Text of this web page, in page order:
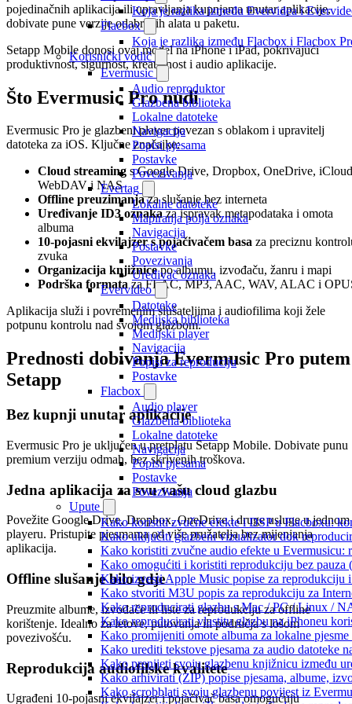
Koja je razlika između Evervidea i
Flacbox
Koja je razlika između Flacbox i Flacbox
Korisnički vodič
Evermusic
Audio reproduktor
Glazbena biblioteka
Lokalne datoteke
Navigacija
Popisi pjesama
Postavke
Povezivanja
Evertag
Lokalne datoteke
Mapiranja polja oznaka
Navigacija
Postavke
Povezivanja
Uređivač oznaka
Evervideo
Datoteke
Medijska biblioteka
Medijski player
Navigacija
Popisi za reproduciju
Postavke
Flacbox
Audio player
Glazbena biblioteka
Lokalne datoteke
Navigacija
Popisi pjesama
Postavke
Povezivanja
Upute
Kako koristiti zvučne efekte i DSP u Flacboxu:
Kako uključiti glazbeni vizualizator dok
Kako koristiti zvučne audio efekte u Evermusicu:
Kako omogućiti i koristiti reprodukciju bez pauza
Kako izvesti Apple Music popise za reprodukciju
Kako stvoriti M3U popis za reprodukciju za
Kako reproducirati glazbu s Mac / PC / Linux /
Kako reproducirati vlastitu glazbu na iPhoneu
Kako promijeniti omote albuma za lokalne
Kako urediti tekstove pjesama za audio datoteke
Kako prenijeti svoju glazbenu knjižnicu između
Kako arhivirati (ZIP) popise pjesama, albume,
Kako scrobblati svoju glazbenu povijest iz
pojedinačnih aplikacija ili upravljanja kupnjama unutar aplikacije,
dobivate pune verzije odabranih alata u paketu.
Setapp Mobile donosi ovaj model na iPhone i iPad, pokrivajući
produktivnost, sigurnost, kreativnost i audio aplikacije.
Što Evermusic Pro nudi
Evermusic Pro je glazbeni player povezan s oblakom i upravitelj
datoteka za iOS. Ključne značajke:
Cloud streaming s Google Drive, Dropbox, OneDrive,
WebDAV i NAS
Offline preuzimanjaza slušanje bez interneta
Uređivanje ID3 oznakaza ispravak metapodataka i omota
albuma
10-pojasni ekvilajzer s pojačivačem basa za preciznu
zvuka
Organizacija knjižnicepo albumu, izvođaču, žanru i mapi
Podrška formataza FLAC, MP3, AAC, WAV, ALAC i
Aplikacija služi i povremenim slušateljima i audiofilima koji žele
potpunu kontrolu nad svojom glazbom.
Prednosti dobivanja Evermusic Pro putem
Setapp
Bez kupnji unutar aplikacije
Evermusic Pro je uključen u pretplatu Setapp Mobile. Dobivate punu
premium verziju odmah, bez skrivenih troškova.
Jedna aplikacija za svu vašu cloud glazbu
Povežite Google Drive, Dropbox, OneDrive i druge usluge u jednom
playeru. Pristupite pjesmama od više pružatelja bez mijenjanja
aplikacija.
Offline slušanje bilo gdje
Preuzmite albume, izvođače ili liste za reprodukciju za offline
korištenje. Idealno za letove, putovanja ili područja s lošom
povezivošću.
Reprodukcija audiofilske kvalitete
Ugrađeni 10-pojasni ekvilajzer i pojačivač basa omogućuju